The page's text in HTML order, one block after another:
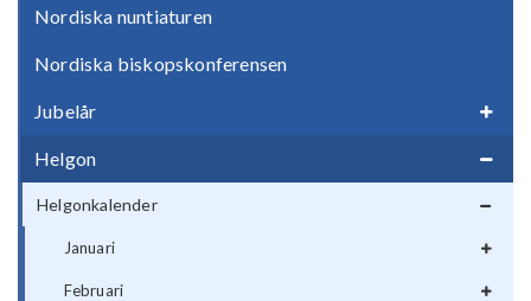
Nordiska nuntiaturen
Nordiska biskopskonferensen
Jubelår
Helgon
Helgonkalender
Januari
Februari